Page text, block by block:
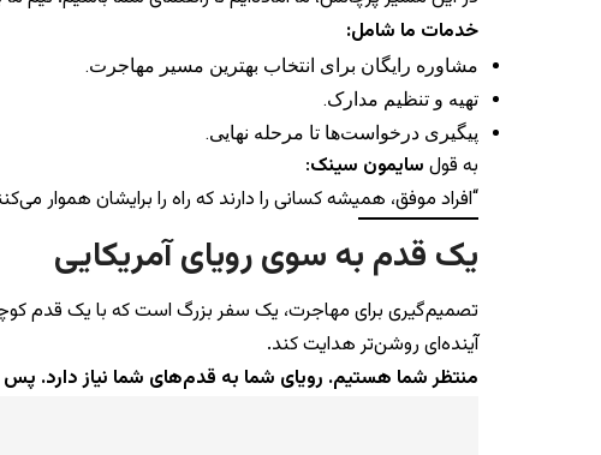
خدمات ما شامل:
مشاوره رایگان برای انتخاب بهترین مسیر مهاجرت.
تهیه و تنظیم مدارک.
پیگیری درخواست‌ها تا مرحله نهایی.
به قول سایمون سینک:
“افراد موفق، همیشه کسانی را دارند که راه را برایشان هموار
یک قدم به سوی رویای آمریکایی
تصمیم‌گیری برای مهاجرت، یک سفر بزرگ است که با یک قدم کوچک
آینده‌ای روشن‌تر هدایت کند.
منتظر شما هستیم. رویای شما به قدم‌های شما نیاز دارد. پس